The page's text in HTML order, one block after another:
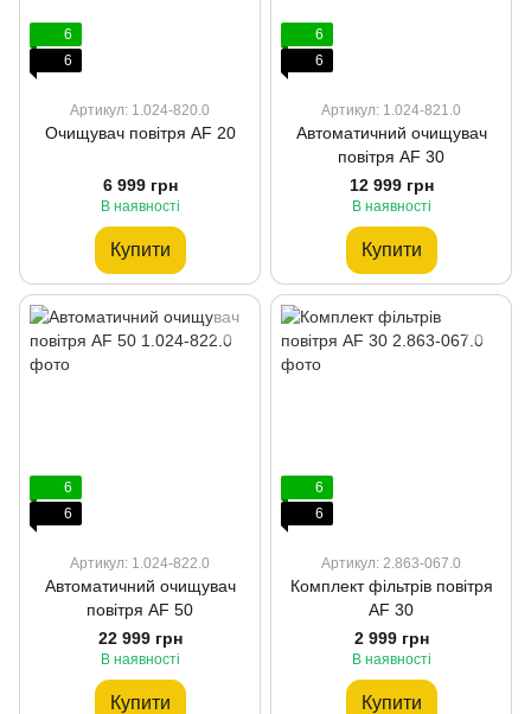
6
6
Артикул: 1.024-820.0
Очищувач повітря AF 20
6 999 грн
В наявності
Купити
6
6
Артикул: 1.024-821.0
Автоматичний очищувач
повітря AF 30
12 999 грн
В наявності
Купити
6
6
Артикул: 1.024-822.0
Автоматичний очищувач
повітря AF 50
22 999 грн
В наявності
Купити
6
6
Артикул: 2.863-067.0
Комплект фільтрів повітря
AF 30
2 999 грн
В наявності
Купити